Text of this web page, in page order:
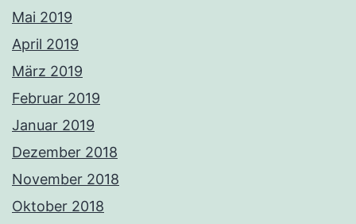
Mai 2019
April 2019
März 2019
Februar 2019
Januar 2019
Dezember 2018
November 2018
Oktober 2018